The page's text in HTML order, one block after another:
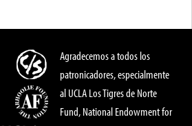
Agradecemos a todos los
patronicadores, especialmente
al UCLA Los Tigres de Norte
Fund, National Endowment for